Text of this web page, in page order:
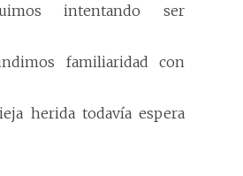
intentando ser
familiaridad con
herida todavía espera